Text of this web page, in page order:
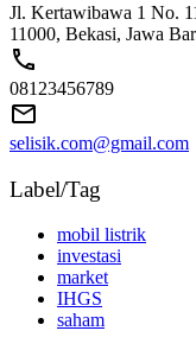
Jl. Kertawibawa 1 No.
11000, Bekasi, Jawa
08123456789
selisik.com@gmail.com
Label/Tag
mobil listrik
investasi
market
IHGS
saham